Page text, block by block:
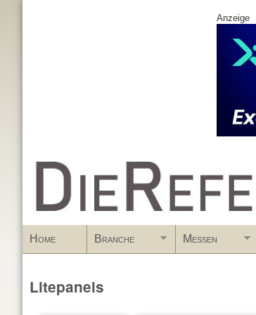
Anzeige
www.DieReferenz.de
Home Branche Messen
Litepanels